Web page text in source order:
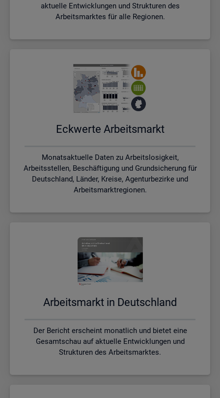
aktuelle Entwicklungen und Strukturen des
Arbeitsmarktes für alle Regionen.
Eck­wer­te Ar­beits­markt
Monatsaktuelle Daten zu Arbeitslosigkeit,
Arbeitsstellen, Beschäftigung und Grundsicherung für
Deutschland, Länder, Kreise, Agenturbezirke und
Arbeitsmarktregionen.
Ar­beits­markt in Deutsch­land
Der Bericht erscheint monatlich und bietet eine
Gesamtschau auf aktuelle Entwicklungen und
Strukturen des Arbeitsmarktes.